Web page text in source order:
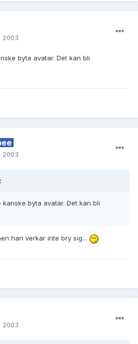
2003
byta avatar. Det kan bli
2003
byta avatar. Det kan bli
han verkar inte bry sig...
2003